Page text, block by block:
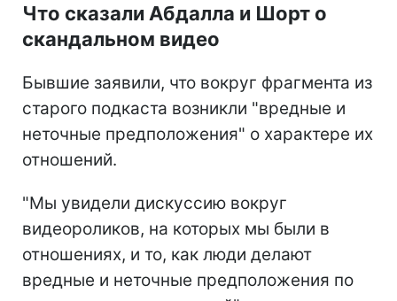
Что сказали Абдалла и Шорт о
скандальном видео
Бывшие заявили, что вокруг фрагмента из
старого подкаста возникли "вредные и
неточные предположения" о характере их
отношений.
"Мы увидели дискуссию вокруг
видеороликов, на которых мы были в
отношениях, и то, как люди делают
вредные и неточные предположения по